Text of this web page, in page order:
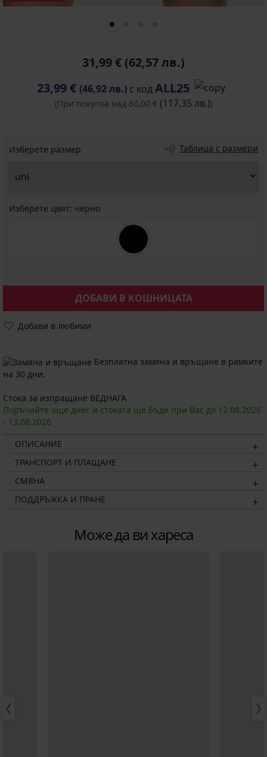
31,99 € (62,57 лв.)
23,99 € (46,92 лв.) с кодALL25
(При покупка над 60,00 € (117,35 лв.))
Изберете размер Таблица с размери
Изберете цвят: черно
ДОБАВИ В КОШНИЦАТА
Добави в любими
Безплатна замяна и връщане в рамките
на 30 дни.
Стока за изпращане ВЕДНАГА
Поръчайте още днес и стоката ще бъде при Вас до 12.08.2026
- 13.08.2026
ОПИСАНИЕ
ТРАНСПОРТ И ПЛАЩАНЕ
СМЯНА
ПОДДРЪЖКА И ПРАНЕ
Може да ви хареса